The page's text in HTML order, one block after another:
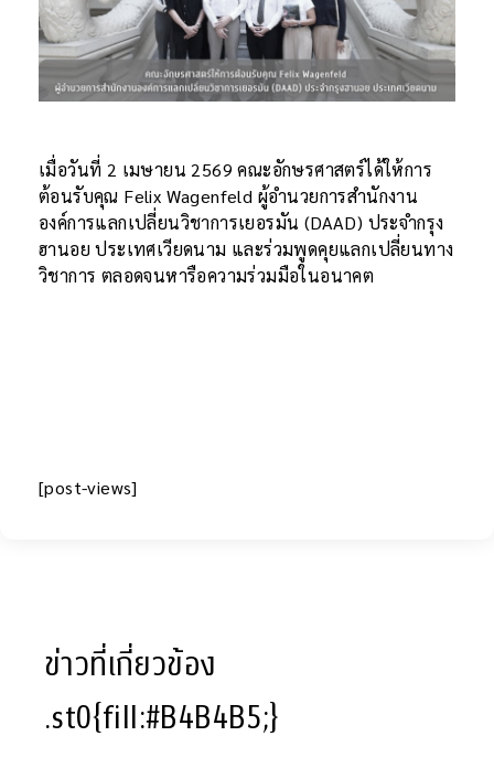
เมื่อวันที่ 2 เมษายน 2569 คณะอักษรศาสตร์ได้ให้การ
ต้อนรับคุณ Felix Wagenfeld ผู้อำนวยการสำนักงาน
องค์การแลกเปลี่ยนวิชาการเยอรมัน (DAAD) ประจำกรุง
ฮานอย ประเทศเวียดนาม และร่วมพูดคุยแลกเปลี่ยนทาง
วิชาการ ตลอดจนหารือความร่วมมือในอนาคต
[post-views]
ข่าวที่เกี่ยวข้อง
.st0{fill:#B4B4B5;}